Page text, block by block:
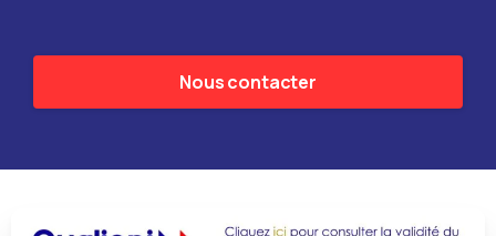
Nous contacter